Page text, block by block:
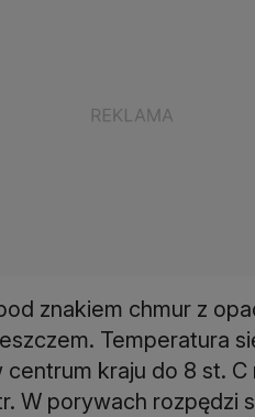
znakiem chmur z
Temperatura
kraju do 8 st.
W porywach rozpędzi